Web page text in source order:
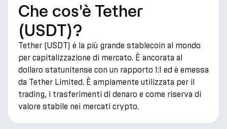
Che cos'è Tether
(USDT)?
Tether (USDT) è la più grande stablecoin al mondo
per capitalizzazione di mercato. È ancorata al
dollaro statunitense con un rapporto 1:1 ed è emessa
da Tether Limited. È ampiamente utilizzata per il
trading, i trasferimenti di denaro e come riserva di
valore stabile nei mercati crypto.